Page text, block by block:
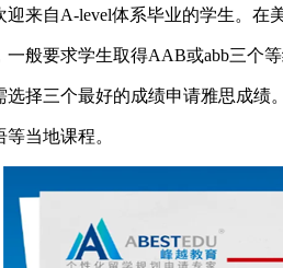
来自A-level体系毕业的学生。在
般要求学生取得AAB或abb三个等
择三个最好的成绩申请雅思成绩。
当地课程。